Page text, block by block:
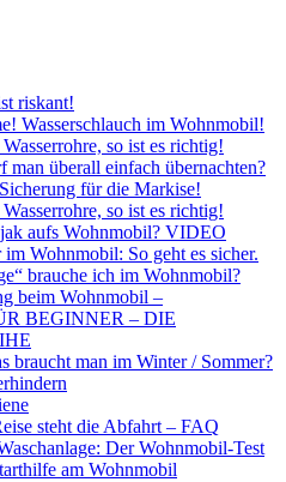
riskant!
Wasserschlauch im Wohnmobil!
so ist es richtig!
überall einfach übernachten?
für die Markise!
so ist es richtig!
aufs Wohnmobil? VIDEO
Wohnmobil: So geht es sicher.
brauche ich im Wohnmobil?
beim Wohnmobil –
BEGINNER – DIE
braucht man im Winter / Sommer?
steht die Abfahrt – FAQ
Der Wohnmobil-Test
am Wohnmobil